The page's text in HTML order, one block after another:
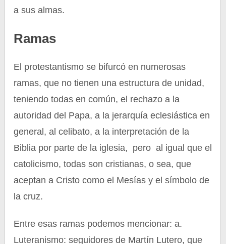
a sus almas.
Ramas
El protestantismo se bifurcó en numerosas
ramas, que no tienen una estructura de unidad,
teniendo todas en común, el rechazo a la
autoridad del Papa, a la jerarquía eclesiástica en
general, al celibato, a la interpretación de la
Biblia por parte de la iglesia, pero al igual que el
catolicismo, todas son cristianas, o sea, que
aceptan a Cristo como el Mesías y el símbolo de
la cruz.
Entre esas ramas podemos mencionar: a.
Luteranismo: seguidores de Martín Lutero, que